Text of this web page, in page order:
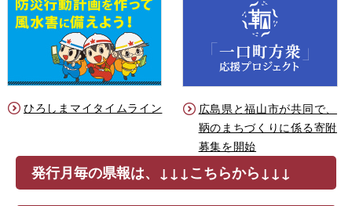
ひろしまマイタイムライン
広島県と福山市が共同で、
鞆のまちづくりに係る寄附
募集を開始
発行月毎の県報は、↓↓↓こちらから↓↓↓